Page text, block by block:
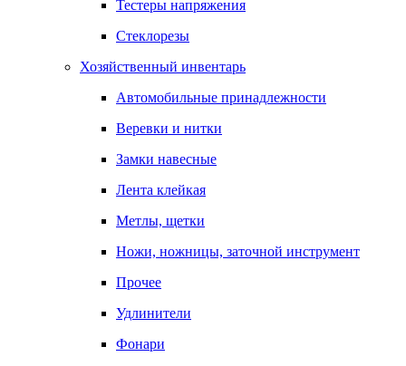
Тестеры напряжения
Стеклорезы
Хозяйственный инвентарь
Автомобильные принадлежности
Веревки и нитки
Замки навесные
Лента клейкая
Метлы, щетки
Ножи, ножницы, заточной инструмент
Прочее
Удлинители
Фонари